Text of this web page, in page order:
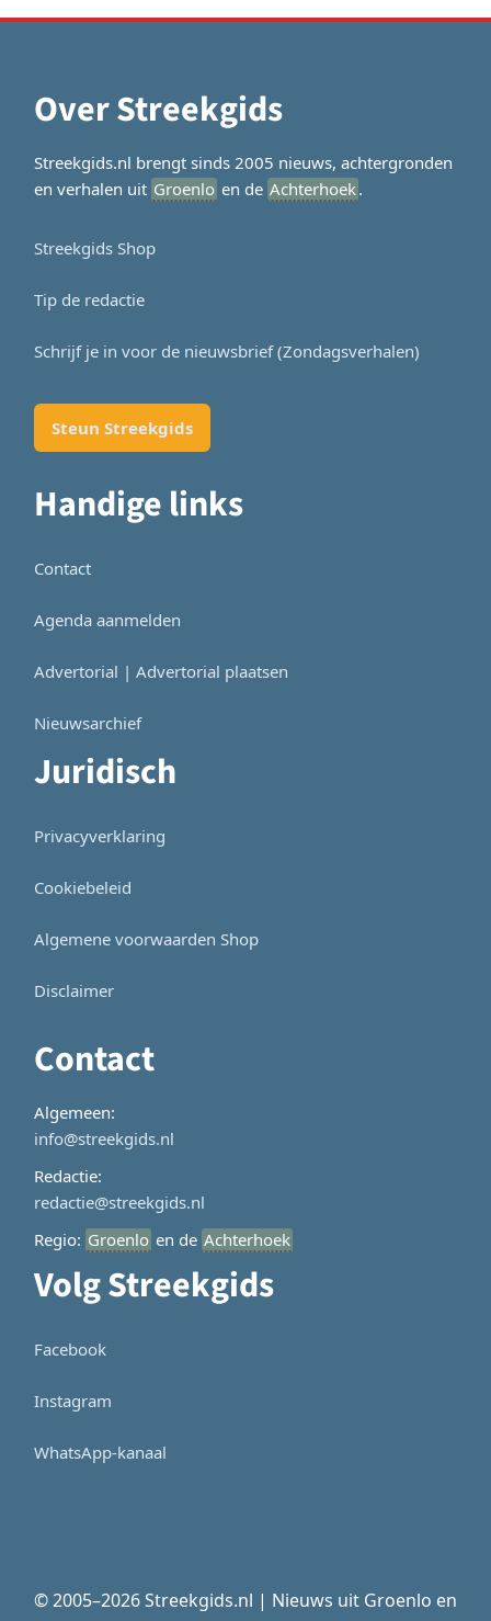
Over Streekgids
Streekgids.nl brengt sinds 2005 nieuws, achtergronden
en verhalen uit Groenlo en de Achterhoek.
Streekgids Shop
Tip de redactie
Schrijf je in voor de nieuwsbrief (Zondagsverhalen)
Steun Streekgids
Handige links
Contact
Agenda aanmelden
Advertorial | Advertorial plaatsen
Nieuwsarchief
Juridisch
Privacyverklaring
Cookiebeleid
Algemene voorwaarden Shop
Disclaimer
Contact
Algemeen:
info@streekgids.nl
Redactie:
redactie@streekgids.nl
Regio: Groenlo en de Achterhoek
Volg Streekgids
Facebook
Instagram
WhatsApp-kanaal
© 2005–2026 Streekgids.nl | Nieuws uit Groenlo en